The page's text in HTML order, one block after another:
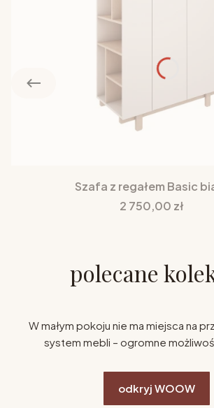
Szafa z regałem Basic
Cena
2 750,00 zł
polecane
W małym pokoju nie ma miejsca na
system mebli – ogromne
odkryj WOOW